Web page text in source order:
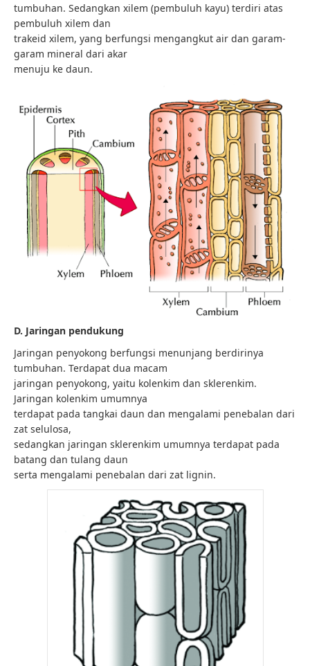
tumbuhan. Sedangkan xilem (pembuluh kayu) terdiri atas
pembuluh xilem dan
trakeid xilem, yang berfungsi mengangkut air dan garam-
garam mineral dari akar
menuju ke daun.
D. Jaringan pendukung
Jaringan penyokong berfungsi menunjang berdirinya
tumbuhan. Terdapat dua macam
jaringan penyokong, yaitu kolenkim dan sklerenkim.
Jaringan kolenkim umumnya
terdapat pada tangkai daun dan mengalami penebalan dari
zat selulosa,
sedangkan jaringan sklerenkim umumnya terdapat pada
batang dan tulang daun
serta mengalami penebalan dari zat lignin.